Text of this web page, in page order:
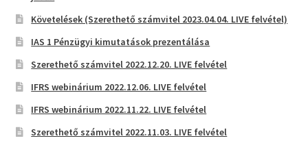
Követelések (Szerethető számvitel 2023.04.04. LIVE felvétel)
IAS 1 Pénzügyi kimutatások prezentálása
Szerethető számvitel 2022.12.20. LIVE felvétel
IFRS webinárium 2022.12.06. LIVE felvétel
IFRS webinárium 2022.11.22. LIVE felvétel
Szerethető számvitel 2022.11.03. LIVE felvétel